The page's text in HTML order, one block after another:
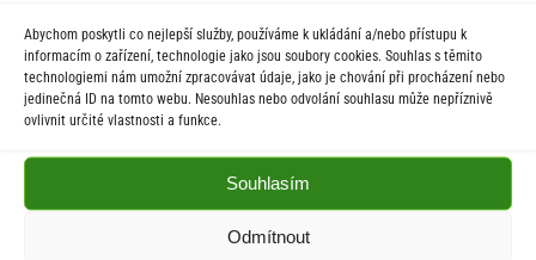
Abychom poskytli co nejlepší služby, používáme k ukládání a/nebo přístupu k
informacím o zařízení, technologie jako jsou soubory cookies. Souhlas s těmito
technologiemi nám umožní zpracovávat údaje, jako je chování při procházení nebo
jedinečná ID na tomto webu. Nesouhlas nebo odvolání souhlasu může nepříznivě
ovlivnit určité vlastnosti a funkce.
Souhlasím
Odmítnout
St 9.00-12.00 hod. / 14.00-17.00 hod.
Počasí
Aktuální informace o počasí z meteostanice (Brňov) vzdálené 2km od
obce Jarcová.